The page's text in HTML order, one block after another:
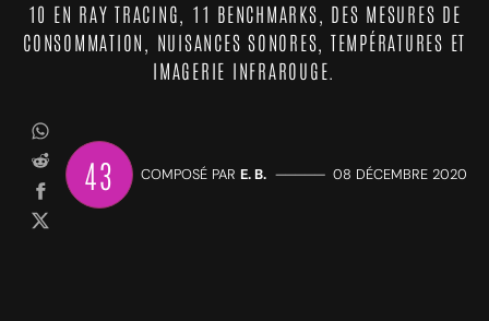
10 EN RAY TRACING, 11 BENCHMARKS, DES MESURES DE
CONSOMMATION, NUISANCES SONORES, TEMPÉRATURES ET
IMAGERIE INFRAROUGE.
43 COMPOSÉ PAR E. B. ————— 08 DÉCEMBRE 2020